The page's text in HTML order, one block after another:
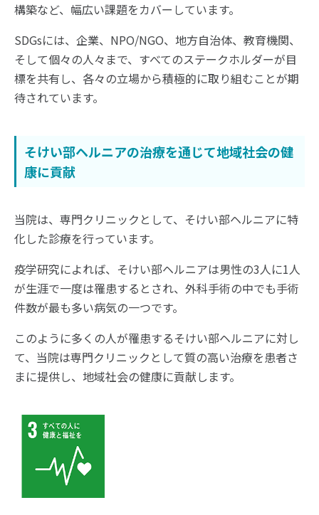
構築など、幅広い課題をカバーしています。
SDGsには、企業、NPO/NGO、地方自治体、教育機関、
そして個々の人々まで、すべてのステークホルダーが目
標を共有し、各々の立場から積極的に取り組むことが期
待されています。
そけい部ヘルニアの治療を通じて地域社会の健
康に貢献
当院は、専門クリニックとして、そけい部ヘルニアに特
化した診療を行っています。
疫学研究によれば、そけい部ヘルニアは男性の3人に1人
が生涯で一度は罹患するとされ、外科手術の中でも手術
件数が最も多い病気の一つです。
このように多くの人が罹患するそけい部ヘルニアに対し
て、当院は専門クリニックとして質の高い治療を患者さ
まに提供し、地域社会の健康に貢献します。